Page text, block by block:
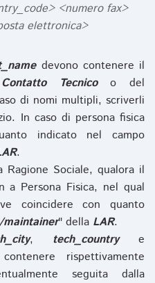
<numero fax>
elettronica>
devono contenere il
Contatto Tecnicoo del
di nomi multipli, scriverli
In caso di persona fisica
indicato nel campo
.
Sociale, qualora il
Persona Fisica, nel qual
coincidere con quanto
" della LAR.
, tech_countrye
rispettivamente
seguita dalla